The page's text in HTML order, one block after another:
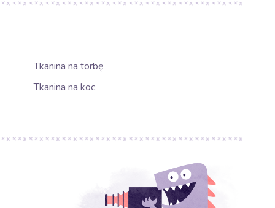
Tkanina na torbę
Tkanina na koc